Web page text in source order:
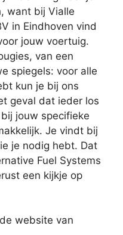
want bij Vialle
in Eindhoven vind
jouw voertuig.
van een
spiegels: voor alle
kun je bij ons
geval dat ieder los
jouw specifieke
Je vindt bij
je nodig hebt. Dat
Fuel Systems
een kijkje op
website van